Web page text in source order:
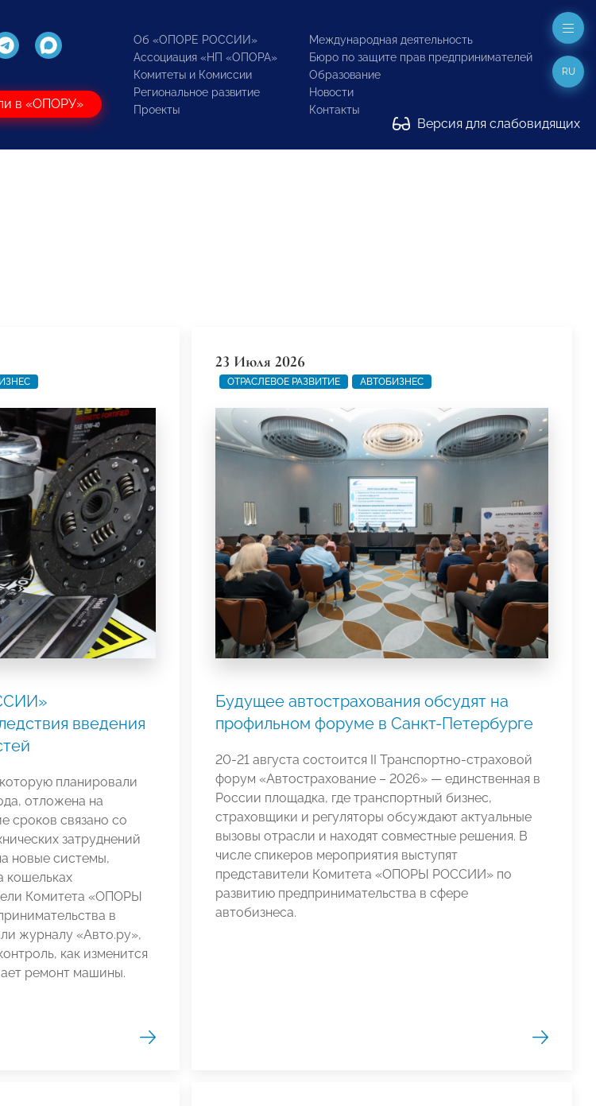
в «ОПОРУ»
Об «ОПОРЕ РОССИИ»
Ассоциация «НП «ОПОРА»
Комитеты и Комиссии
Региональное развитие
Проекты
Международная деятельность
Бюро по защите прав предпринимателей
Образование
Новости
Контакты
Версия для слабовидящих
RU
введения
планировали
отложена на
сроков связано со
затруднений
новые системы,
кошельках
Комитета «ОПОРЫ
в
журналу «Авто.ру»,
как изменится
ремонт машины.
23 Июля 2026
ОТРАСЛЕВОЕ РАЗВИТИЕ АВТОБИЗНЕС
Будущее автострахования обсудят на
профильном форуме в Санкт-Петербурге
20-21 августа состоится II Транспортно‑страховой
форум «Автострахование – 2026» — единственная в
России площадка, где транспортный бизнес,
страховщики и регуляторы обсуждают актуальные
вызовы отрасли и находят совместные решения. В
числе спикеров мероприятия выступят
представители Комитета «ОПОРЫ РОССИИ» по
развитию предпринимательства в сфере
автобизнеса.